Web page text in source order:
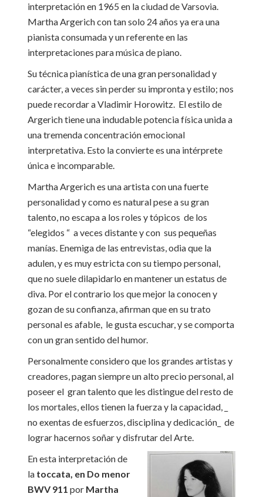
interpretación en 1965 en la ciudad de Varsovia.
Martha Argerich con tan solo 24 años ya era una
pianista consumada y un referente en las
interpretaciones para música de piano.
Su técnica pianística de una gran personalidad y
carácter, a veces sin perder su impronta y estilo; nos
puede recordar a Vladimir Horowitz. El estilo de
Argerich tiene una indudable potencia física unida a
una tremenda concentración emocional
interpretativa. Esto la convierte es una intérprete
única e incomparable.
Martha Argerich es una artista con una fuerte
personalidad y como es natural pese a su gran
talento, no escapa a los roles y tópicos de los
“elegidos “ a veces distante y con sus pequeñas
manías. Enemiga de las entrevistas, odia que la
adulen, y es muy estricta con su tiempo personal,
que no suele dilapidarlo en mantener un estatus de
diva. Por el contrario los que mejor la conocen y
gozan de su confianza, afirman que en su trato
personal es afable, le gusta escuchar, y se comporta
con un gran sentido del humor.
Personalmente considero que los grandes artistas y
creadores, pagan siempre un alto precio personal, al
poseer el gran talento que les distingue del resto de
los mortales, ellos tienen la fuerza y la capacidad, _
no exentas de esfuerzos, disciplina y dedicación_ de
lograr hacernos soñar y disfrutar del Arte.
En esta interpretación de
la toccata, en Do menor
BWV 911 por Martha